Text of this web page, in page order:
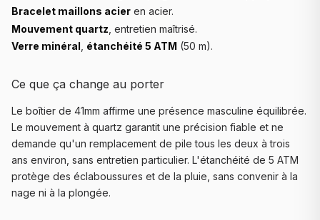
Bracelet maillons acier en acier.
Mouvement quartz , entretien maîtrisé.
Verre minéral étanchéité 5 ATM (50 m).
Ce que ça change au porter
Le boîtier de 41mm affirme une présence masculine équilibrée.
Le mouvement à quartz garantit une précision fiable et ne
demande qu'un remplacement de pile tous les deux à trois
ans environ, sans entretien particulier. L'étanchéité de 5 ATM
protège des éclaboussures et de la pluie, sans convenir à la
nage ni à la plongée.